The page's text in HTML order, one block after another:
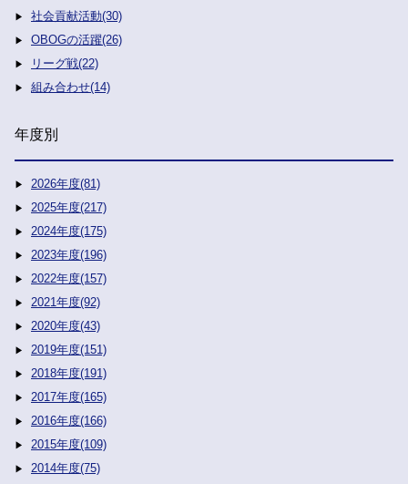
社会貢献活動(30)
OBOGの活躍(26)
リーグ戦(22)
組み合わせ(14)
年度別
2026年度(81)
2025年度(217)
2024年度(175)
2023年度(196)
2022年度(157)
2021年度(92)
2020年度(43)
2019年度(151)
2018年度(191)
2017年度(165)
2016年度(166)
2015年度(109)
2014年度(75)